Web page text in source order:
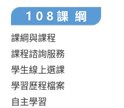
課綱與課程
課程諮詢服務
學生線上選課
學習歷程檔案
自主學習